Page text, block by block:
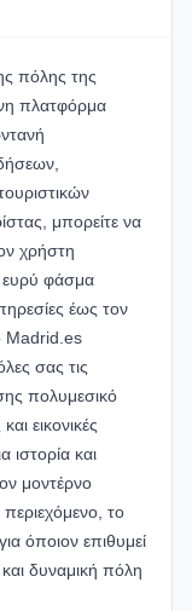
πόλης της
πλατφόρμα
μπορείτε να
χρήστη
ευρύ φάσμα
έως τον
Madrid.es
σας τις
πολυμεσικό
εικονικές
ιστορία και
μοντέρνο
το
όποιον επιθυμεί
δυναμική πόλη